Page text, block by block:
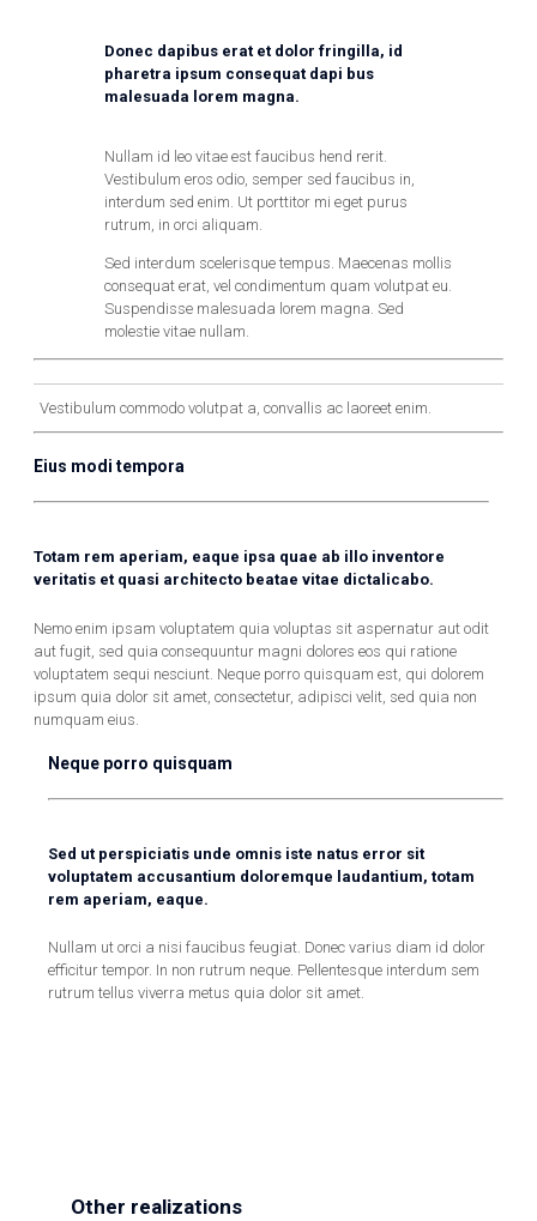
Donec dapibus erat et dolor fringilla, id
pharetra ipsum consequat dapi bus
malesuada lorem magna.
Nullam id leo vitae est faucibus hend rerit.
Vestibulum eros odio, semper sed faucibus in,
interdum sed enim. Ut porttitor mi eget purus
rutrum, in orci aliquam.
Sed interdum scelerisque tempus. Maecenas mollis
consequat erat, vel condimentum quam volutpat eu.
Suspendisse malesuada lorem magna. Sed
molestie vitae nullam.
Vestibulum commodo volutpat a, convallis ac laoreet enim.
Eius modi tempora
Totam rem aperiam, eaque ipsa quae ab illo inventore
veritatis et quasi architecto beatae vitae dictalicabo.
Nemo enim ipsam voluptatem quia voluptas sit aspernatur aut odit
aut fugit, sed quia consequuntur magni dolores eos qui ratione
voluptatem sequi nesciunt. Neque porro quisquam est, qui dolorem
ipsum quia dolor sit amet, consectetur, adipisci velit, sed quia non
numquam eius.
Neque porro quisquam
Sed ut perspiciatis unde omnis iste natus error sit
voluptatem accusantium doloremque laudantium, totam
rem aperiam, eaque.
Nullam ut orci a nisi faucibus feugiat. Donec varius diam id dolor
efficitur tempor. In non rutrum neque. Pellentesque interdum sem
rutrum tellus viverra metus quia dolor sit amet.
Other realizations